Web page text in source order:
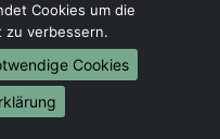
24.de
- 19:00 Uhr
Cookies um die
zu verbessern.
Cookies